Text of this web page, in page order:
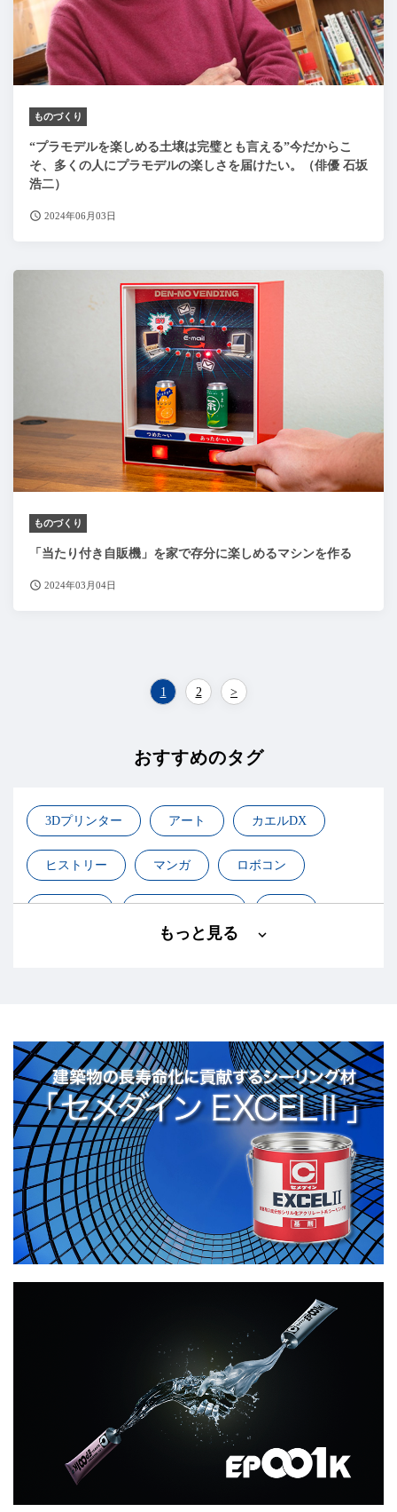
ものづくり
“プラモデルを楽しめる土壌は完璧とも言える”今だからこ
そ、多くの人にプラモデルの楽しさを届けたい。（俳優 石坂
浩二）
2024年06月03日
ものづくり
「当たり付き自販機」を家で存分に楽しめるマシンを作る
2024年03月04日
1 2 >
おすすめのタグ
3Dプリンター アート カエルDX
ヒストリー マンガ ロボコン
もっと見る